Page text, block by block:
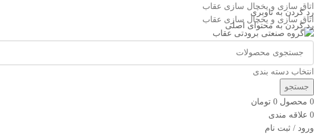
رد کردن به ناوبری
رد کردن به محتوای اصلی
اتاق سازی و یخچال سازی عقاب
اتاق سازی و یخچال سازی عقاب
انتخاب دسته بندی
جستجو
0 محصول 0 تومان
0 علاقه مندی
ورود / ثبت نام